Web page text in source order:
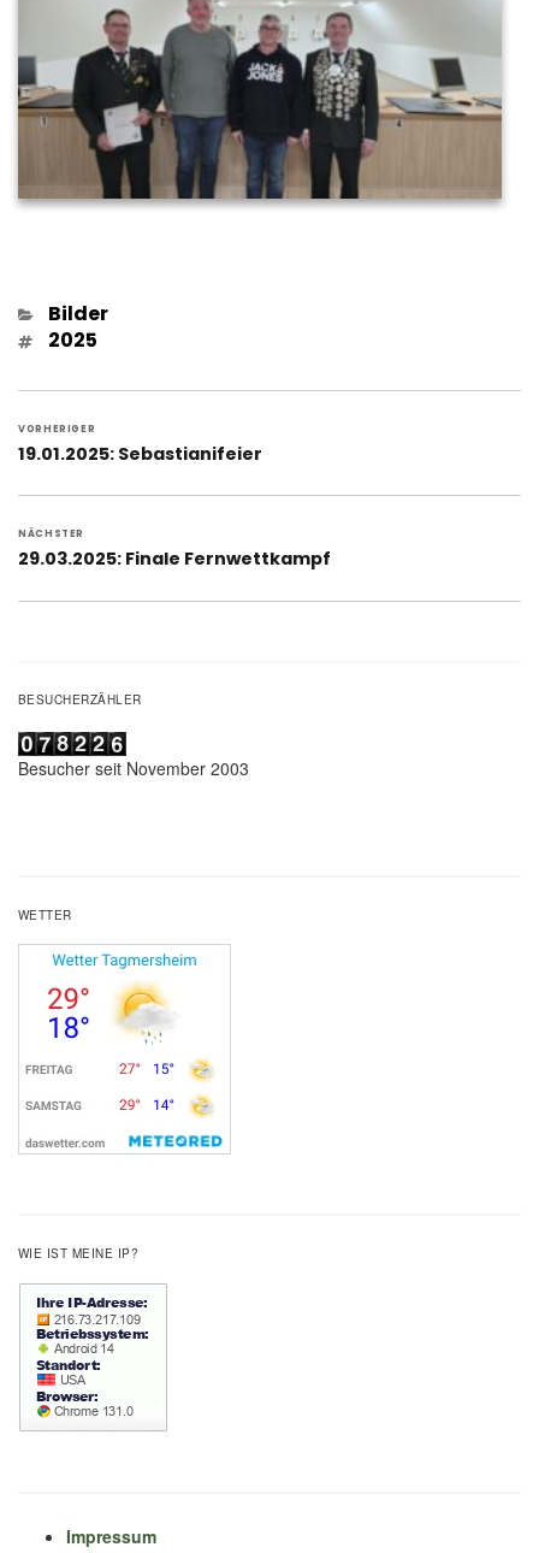
Kategorien
Bilder
Schlagwörter
2025
VORHERIGER
Vorheriger
19.01.2025: Sebastianifeier
NÄCHSTER
Nächster
29.03.2025: Finale Fernwettkampf
BESUCHERZÄHLER
Besucher seit November 2003
WETTER
WIE IST MEINE IP?
Impressum